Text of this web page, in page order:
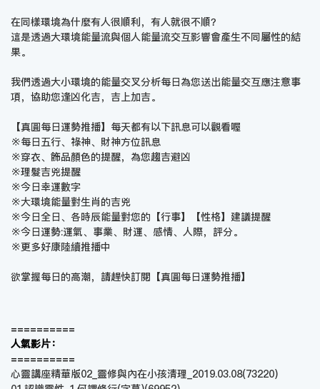
在同樣環境為什麼有人很順利，有人就很不順？
這是透過大環境能量流與個人能量流交互影響會產生不同屬性的結
果。
我們透過大小環境的能量交叉分析每日為您送出能量交互應注意事
項，協助您逢凶化吉，吉上加吉。
【真圓每日運勢推播】每天都有以下訊息可以觀看喔
※每日五行、祿神、財神方位訊息
※穿衣、飾品顏色的提醒，為您趨吉避凶
※理髮吉兇提醒
※今日幸運數字
※大環境能量對生肖的吉兇
※今日全日、各時辰能量對您的【行事】【性格】建議提醒
※今日運勢:運氣、事業、財運、感情、人際，評分。
※更多好康陸續推播中
欲掌握每日的高潮，請趕快訂閱【真圓每日運勢推播】
==========
人氣影片：
==========
心靈講座精華版02_靈修與內在小孩清理_2019.03.08(73220)